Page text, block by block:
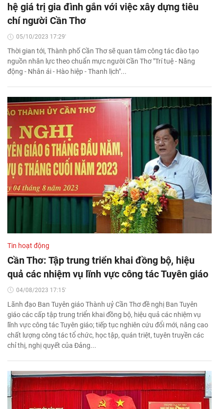
hệ giá trị gia đình gắn với việc xây dựng tiêu
chí người Cần Thơ
05/10/2023 17:29'
Thời gian tới, Thành phố Cần Thơ sẽ quan tâm công tác đào tạo
nguồn nhân lực theo chuẩn mực người Cần Thơ "Trí tuệ - Năng
động - Nhân ái - Hào hiệp - Thanh lịch"...
Tin hoạt động
Cần Thơ: Tập trung triển khai đồng bộ, hiệu
quả các nhiệm vụ lĩnh vực công tác Tuyên giáo
04/08/2023 17:15'
Lãnh đạo Ban Tuyên giáo Thành uỷ Cần Thơ đề nghị Ban Tuyên
giáo các cấp tập trung triển khai đồng bộ, hiệu quả các nhiệm vụ
lĩnh vực công tác Tuyên giáo; tiếp tục nghiên cứu đổi mới, nâng cao
chất lượng công tác tổ chức, học tập, quán triệt, tuyên truyền các
chỉ thị, nghị quyết của Đảng...